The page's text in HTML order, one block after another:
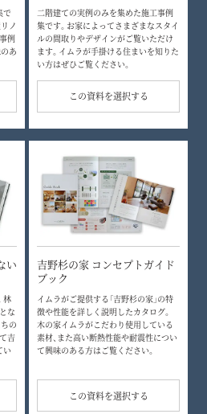
で
ノ
例
あ
二階建ての実例のみを集めた施工事例
集です。お家によってさまざまなスタイ
ルの間取りやデザインがご覧いただけ
ます。イムラが手掛ける住まいを知りた
い方はぜひご覧ください。
この資料を選択する
い
林
な
の
吉
い
吉野杉の家 コンセプトガイド
ブック
イムラがご提供する「吉野杉の家」の特
徴や性能を詳しく説明したカタログ。
木の家イムラがこだわり使用している
素材、また高い断熱性能や耐震性につい
て興味のある方はご覧ください。
この資料を選択する